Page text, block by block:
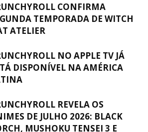
CONFIRMA
TEMPORADA DE WITCH
ATELIER
NO APPLE TV JÁ
DISPONÍVEL NA AMÉRICA
REVELA OS
DE JULHO 2026: BLACK
MUSHOKU TENSEI 3 E